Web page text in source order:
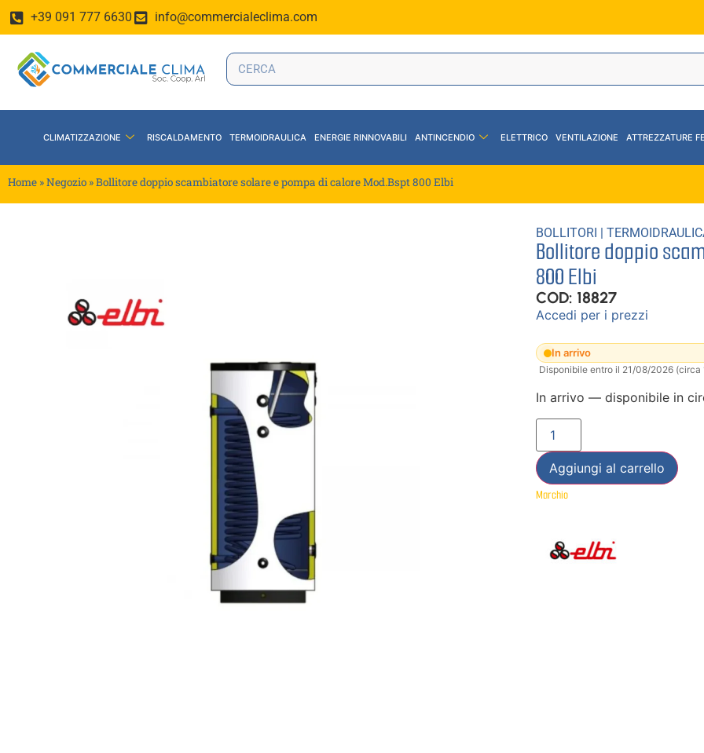
+39 091 777 6630 info@commercialeclima.com
CLIMATIZZAZIONE RISCALDAMENTO TERMOIDRAULICA ENERGIE RINNOVABILI ANTINCENDIO ELETTRICO VENTILAZIONE ATTREZZATURE
Home »Negozio »Bollitore doppio scambiatore solare e pompa di calore Mod.Bspt 800 Elbi
BOLLITORI |
Bollitore doppio
800 Elbi
COD: 18827
Accedi per i prezzi
In arrivo
Disponibile entro il 21/08/2026 (circa
In arrivo — disponibile in
Aggiungi al carrello
Marchio